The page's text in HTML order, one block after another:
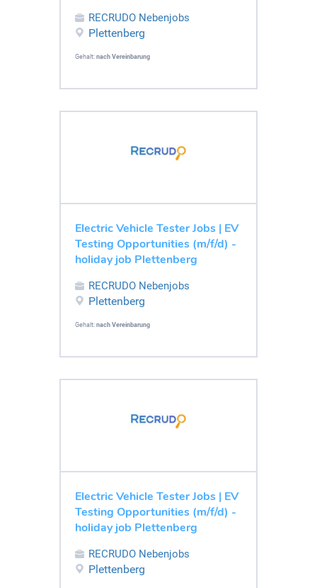
RECRUDO Nebenjobs
Plettenberg
Gehalt: nach Vereinbarung
Electric Vehicle Tester Jobs | EV
Testing Opportunities (m/f/d) -
holiday job Plettenberg
RECRUDO Nebenjobs
Plettenberg
Gehalt: nach Vereinbarung
Electric Vehicle Tester Jobs | EV
Testing Opportunities (m/f/d) -
holiday job Plettenberg
RECRUDO Nebenjobs
Plettenberg